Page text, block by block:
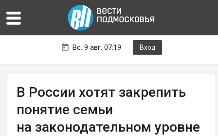
Вс. 9 авг. 07:19 Вход
В России хотят закрепить
понятие семьи
на законодательном уровне